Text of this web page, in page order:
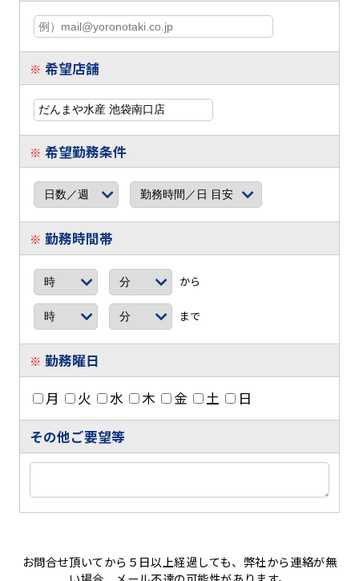
※ 希望店舗
※ 希望勤務条件
※ 勤務時間帯
から
まで
※ 勤務曜日
月
火 水 木 金 土
日
その他ご要望等
お問合せ頂いてから５日以上経過しても、弊社から連絡が無